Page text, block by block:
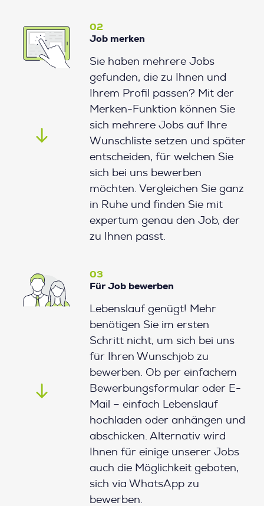
02
Job merken
Sie haben mehrere Jobs
gefunden, die zu Ihnen und
Ihrem Profil passen? Mit der
Merken-Funktion können Sie
sich mehrere Jobs auf Ihre
Wunschliste setzen und später
entscheiden, für welchen Sie
sich bei uns bewerben
möchten. Vergleichen Sie ganz
in Ruhe und finden Sie mit
expertum genau den Job, der
zu Ihnen passt.
03
Für Job bewerben
Lebenslauf genügt! Mehr
benötigen Sie im ersten
Schritt nicht, um sich bei uns
für Ihren Wunschjob zu
bewerben. Ob per einfachem
Bewerbungsformular oder E-
Mail – einfach Lebenslauf
hochladen oder anhängen und
abschicken. Alternativ wird
Ihnen für einige unserer Jobs
auch die Möglichkeit geboten,
sich via WhatsApp zu
bewerben.